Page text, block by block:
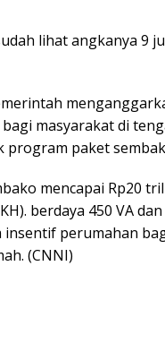
lihat angkanya 9
masyarakat di
paket
mencapai Rp20
berdaya 450 VA
insentif perumahan
(CNNI)